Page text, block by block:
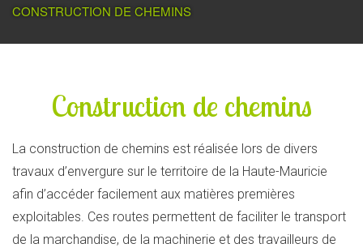
CONSTRUCTION DE CHEMINS
Construction de chemins
La construction de chemins est réalisée lors de divers
travaux d’envergure sur le territoire de la Haute-Mauricie
afin d’accéder facilement aux matières premières
exploitables. Ces routes permettent de faciliter le transport
de la marchandise, de la machinerie et des travailleurs de